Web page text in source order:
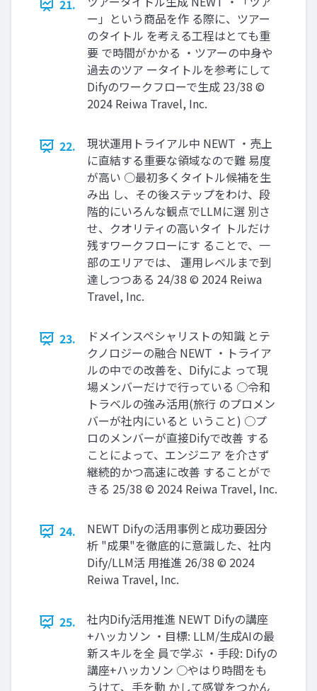
21.
ー」という商品を作 る際に、ツアー
のタイトル を考える工程はとても重
要 で時間がかかる ・ツアーの中身や
過去のツア ータイトルを参考にして
Difyのワークフローで生成 23/38 ©
2024 Reiwa Travel, Inc.
22.
現状運用トライアル中 NEWT ・売上
に直結する重要な領域なので難 易度
が高い ○最初多くタイトル候補を生
み出 し、その後ステップをわけ、段
階的にいろんな観点でLLMに選 別さ
せ、クオリティの高いタイ トルだけ
残すワークフローにす ることで、一
部のエリアでは、 運用レベルまで到
達しつつある 24/38 © 2024 Reiwa
Travel, Inc.
23.
ドメインスペシャリストの知識 とテ
クノロジーの融合 NEWT ・トライア
ルの中での改善を、Difyによ って現
場メンバーだけで行っている ○令和
トラベルの強み活用(旅行 のプロメン
バーが社内にいると いうこと) ○プ
ロのメンバーが直接Difyで改善 する
ことによって、エンジニア を介さず
継続的かつ高速に改善 することがで
きる 25/38 © 2024 Reiwa Travel, Inc.
24.
NEWT Difyの活用事例と成功要因分
析 "成果"を徹底的に意識した、社内
Dify/LLM活 用推進 26/38 © 2024
Reiwa Travel, Inc.
25.
社内Dify活用推進 NEWT Difyの講座
+ハッカソン ・目標: LLM/生成AIの最
新スキルを全 員で学ぶ ・手段: Difyの
講座+ハッカソン ○やはり時間をも
うけて、手を動 かして感覚をつかん